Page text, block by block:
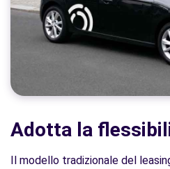
Adotta la
Il modello tradizionale del